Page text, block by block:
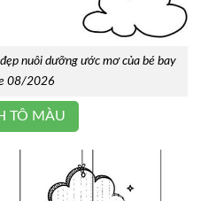
nuôi dưỡng ước mơ của bé bay
08/2026
TÔ MÀU